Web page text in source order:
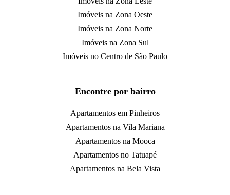
Imóveis na Zona Oeste
Imóveis na Zona Norte
Imóveis na Zona Sul
Imóveis no Centro de São Paulo
Encontre por bairro
Apartamentos em Pinheiros
Apartamentos na Vila Mariana
Apartamentos na Mooca
Apartamentos no Tatuapé
Apartamentos na Bela Vista